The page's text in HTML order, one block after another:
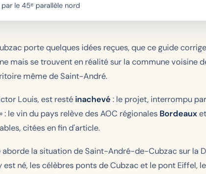
par le 45ᵉ parallèle nord
porte quelques idées reçues, que ce guide
mais se trouvent en réalité sur la commune voisine
même de Saint-André.
Louis, est resté inachevé : le projet, interrompu
le vin du pays relève des AOC régionales Bordeauxet
citées en fin d'article.
la situation de Saint-André-de-Cubzac sur la
né, les célèbres ponts de Cubzac et le pont Eiffel,